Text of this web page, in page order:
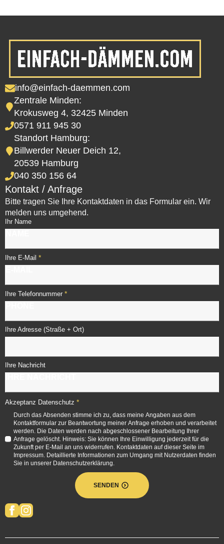
info@einfach-daemmen.com
Zentrale Minden:
Krokusweg 4, 32425 Minden
0571 911 945 30
Standort Hamburg:
Billwerder Neuer Deich 12,
20539 Hamburg
040 350 156 64
Kontakt / Anfrage
Bitte tragen Sie Ihre Kontaktdaten in das Formular ein. Wir
melden uns umgehend.
Ihr Name
Ihre E-Mail *
Ihre Telefonnummer *
Ihre Adresse (Straße + Ort)
Ihre Nachricht
Akzeptanz Datenschutz *
Durch das Absenden stimme ich zu, dass meine Angaben aus dem
Kontaktformular zur Beantwortung meiner Anfrage erhoben und verarbeitet
werden. Die Daten werden nach abgeschlossener Bearbeitung Ihrer
Anfrage gelöscht. Hinweis: Sie können Ihre Einwilligung jederzeit für die
Zukunft per E-Mail an uns widerrufen. Kontaktdaten auf dieser Seite im
Impressum. Detaillierte Informationen zum Umgang mit Nutzerdaten finden
Sie in unserer Datenschutzerklärung.
SENDEN